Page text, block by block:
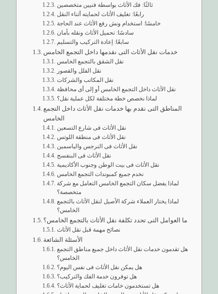
ثالثًا: فك الأثاث بواسطة فنيين متخصصين
رابعًا: تغليف الأثاث لحمايته أثناء النقل
خامسًا: استخدام ونش رفع الأثاث عند الحاجة
سادسًا: تحميل الأثاث ونقله بأمان
سابعًا: إعادة التركيب والتسليم
خدمات نقل الأثاث التى نقدمها داخل التجمع الخامس
نقل الشقق بالتجمع الخامس
نقل الفلل والقصور
نقل المكاتب والشركات
نقل الأثاث داخل التجمع الخامس أو إلى أى محافظة
لماذا نخصص خطة مختلفة لكل عملية نقل؟
المناطق التى نقدم بها خدمات نقل الأثاث داخل التجمع
الخامس
نقل الأثاث فى شارع التسعين
نقل الأثاث فى منطقة اللوتس
نقل الأثاث فى النرجس والياسمين
نقل الأثاث فى البنفسج
نقل الأثاث فى بيت الوطن وجنوب الأكاديمية
نخدم جميع كمبوندات التجمع الخامس
لماذا يفضل سكان التجمع الخامس التعامل مع شركة
متخصصة؟
لماذا يختار العملاء شركة الأصيل لنقل الأثاث بالتجمع
الخامس؟
ما العوامل التى تحدد تكلفة نقل الأثاث بالتجمع الخامس؟
نصائح مهمة قبل نقل الأثاث
الأسئلة الشائعة
هل تقدمون خدمات نقل الأثاث داخل جميع مناطق التجمع
الخامس؟
هل يمكن نقل الأثاث فى نفس اليوم؟
هل توفرون خدمة الفك والتركيب؟
هل تستخدمون خامات تغليف لحماية الأثاث؟